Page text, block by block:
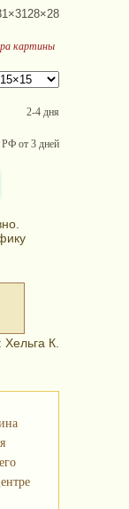
28×28
картины
2-4 дня
от 3 дней
Хельга К.